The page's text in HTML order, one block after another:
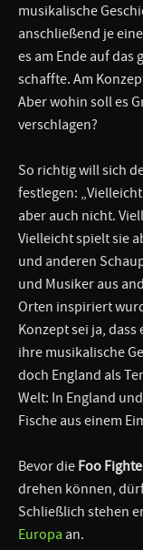
musikalische
anschließend je
es am Ende auf das
schaffte. Am
Aber wohin soll es
verschlagen?
So richtig will sich
festlegen:
aber auch nicht.
Vielleicht spielt sie
und anderen
und Musiker aus
Orten inspiriert
Konzept sei ja,
ihre musikalische
doch England als
Welt: In England
Fische aus einem
Bevor die Foo
drehen können,
Schließlich stehen
Europa an.